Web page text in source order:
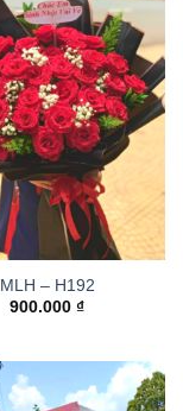
MLH – H192
900.000 ₫